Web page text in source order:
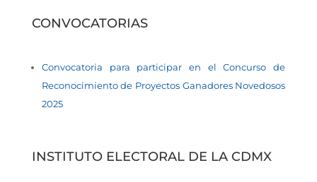
CONVOCATORIAS
Convocatoria para participar en el Concurso de
Reconocimiento de Proyectos Ganadores Novedosos
2025
INSTITUTO ELECTORAL DE LA CDMX